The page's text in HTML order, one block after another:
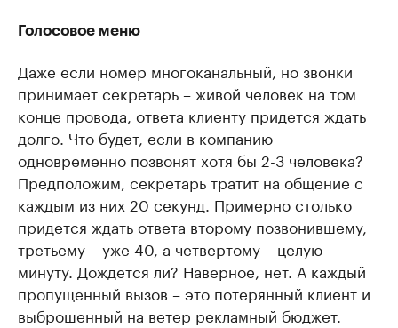
Голосовое меню
Даже если номер многоканальный, но звонки
принимает секретарь – живой человек на том
конце провода, ответа клиенту придется ждать
долго. Что будет, если в компанию
одновременно позвонят хотя бы 2-3 человека?
Предположим, секретарь тратит на общение с
каждым из них 20 секунд. Примерно столько
придется ждать ответа второму позвонившему,
третьему – уже 40, а четвертому – целую
минуту. Дождется ли? Наверное, нет. А каждый
пропущенный вызов – это потерянный клиент и
выброшенный на ветер рекламный бюджет.